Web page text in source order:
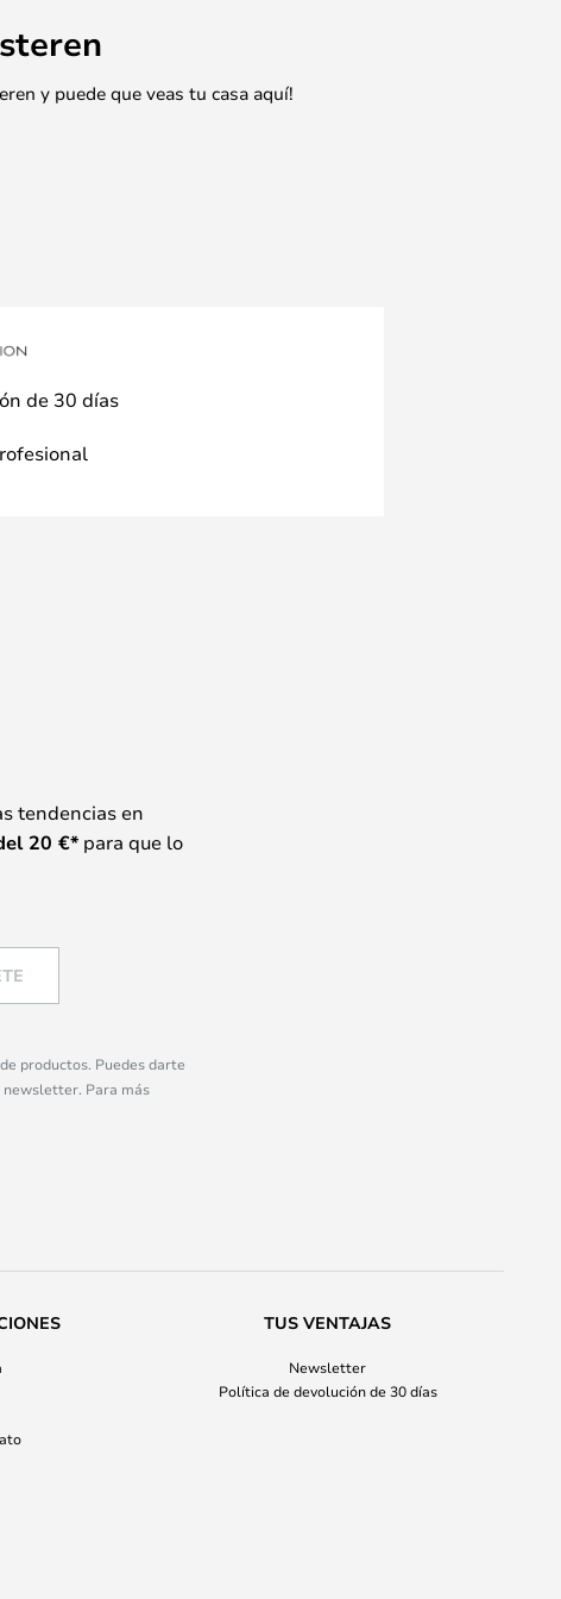
y puede que veas tu casa aquí!
de 30 días
tendencias en
20 €*para que lo
productos. Puedes darte
newsletter. Para más
TUS VENTAJAS
Newsletter
Política de devolución de 30 días